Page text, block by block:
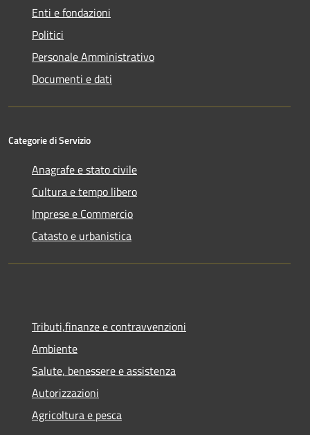
Enti e fondazioni
Politici
Personale Amministrativo
Documenti e dati
Categorie di Servizio
Anagrafe e stato civile
Cultura e tempo libero
Imprese e Commercio
Catasto e urbanistica
Tributi,finanze e contravvenzioni
Ambiente
Salute, benessere e assistenza
Autorizzazioni
Agricoltura e pesca